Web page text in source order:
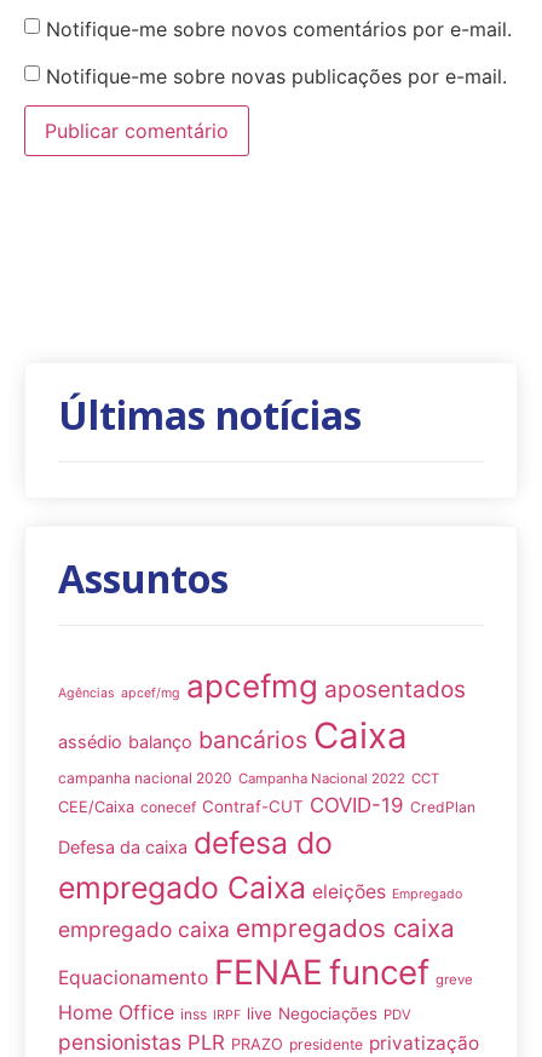
Notifique-me sobre novos comentários por e-mail.
Notifique-me sobre novas publicações por e-mail.
Últimas notícias
Assuntos
Agências apcef/mg apcefmg aposentados
assédio balanço bancários Caixa
campanha nacional 2020 Campanha Nacional 2022 CCT
CEE/Caixa conecef Contraf-CUT COVID-19 CredPlan
Defesa da caixa defesa do
empregado Caixa eleições Empregado
empregado caixa empregados caixa
Equacionamento FENAE funcef greve
Home Office inss IRPF live Negociações PDV
pensionistas PLR PRAZO presidente privatização